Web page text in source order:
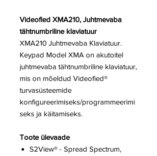
Videofied XMA210, Juhtmevaba
tähtnumbriline klaviatuur
XMA210 Juhtmevaba Klaviatuur.
Keypad Model XMA on akutoitel
juhtmevaba tähtnumbriline klaviatuur,
mis on mõeldud Videofied®
turvasüsteemide
konfigureerimiseks/programmeerimi
seks ja käitamiseks.
Toote ülevaade
S2View® - Spread Spectrum,